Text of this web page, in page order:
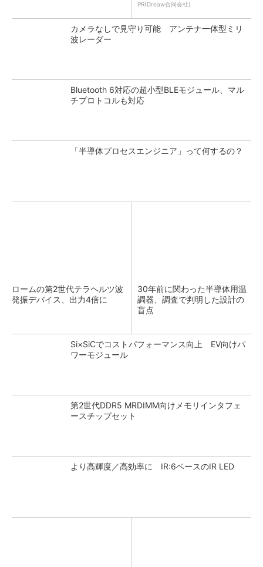
PR(Dreaw合同会社)
カメラなしで見守り可能 アンテナ一体型ミリ
波レーダー
Bluetooth 6対応の超小型BLEモジュール、マル
チプロトコルも対応
「半導体プロセスエンジニア」って何するの？
ロームの第2世代テラヘルツ波
発振デバイス、出力4倍に
30年前に関わった半導体用温
調器、調査で判明した設計の
盲点
Si×SiCでコストパフォーマンス向上 EV向けパ
ワーモジュール
第2世代DDR5 MRDIMM向けメモリインタフェ
ースチップセット
より高輝度／高効率に IR:6ベースのIR LED